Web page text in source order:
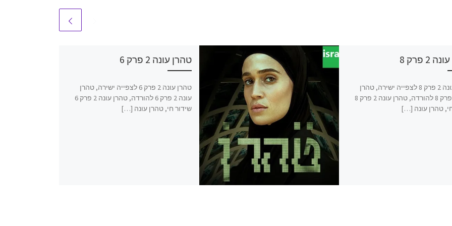
טהרן עונה 2 פרק 6
טהרן עונה 2 פרק 6 לצפייה ישירה, טהרן
עונה 2 פרק 6 להורדה, טהרן עונה 2 פרק 6
שידור חי, טהרן עונה […]
2 פרק 8
טהרן עונה 2 פרק 8 לצפייה ישירה, טהרן
עונה 2 פרק 8 להורדה, טהרן עונה 2 פרק 8
טהרן עונה […]